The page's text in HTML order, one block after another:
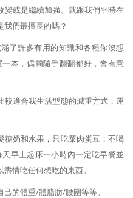
變或是繼續加強。就跟我們平時在
們最擅長的嗎？
了許多有用的知識和各種你沒想
本，偶爾隨手翻翻都好，會有意
較適合我生活型態的減重方式，運
糖奶和水果，只吃菜肉蛋豆；不喝
早上起床一小時內一定吃早餐並
情吃任何想吃的東西。
的體重/體脂肪/腰圍等等。